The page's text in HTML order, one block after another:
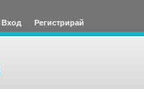
Вход Регистрирай